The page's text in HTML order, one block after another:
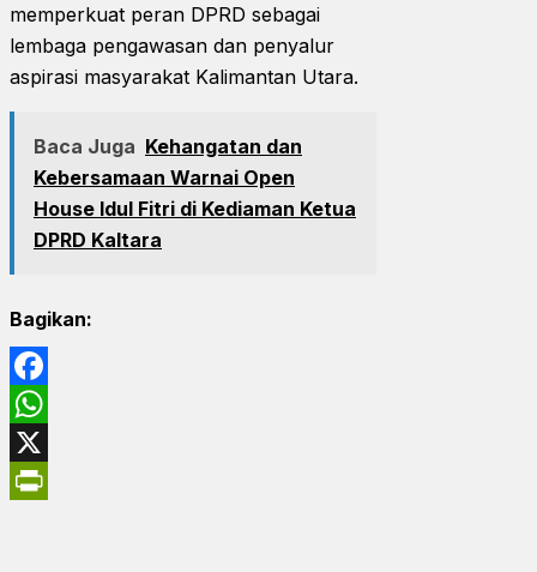
memperkuat peran DPRD sebagai
lembaga pengawasan dan penyalur
aspirasi masyarakat Kalimantan Utara.
Baca Juga Kehangatan dan
Kebersamaan Warnai Open
House Idul Fitri di Kediaman Ketua
DPRD Kaltara
Bagikan:
Facebook
WhatsApp
X